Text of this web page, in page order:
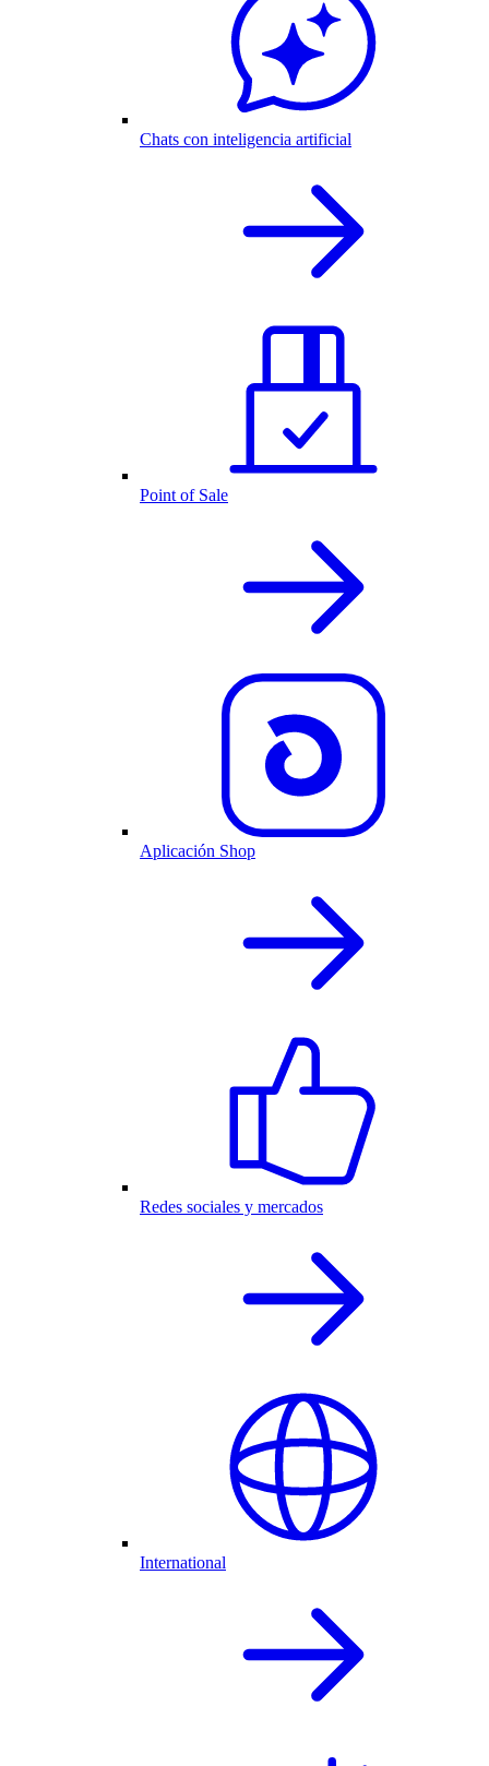
Chats con inteligencia artificial
Point of Sale
Aplicación Shop
Redes sociales y mercados
International